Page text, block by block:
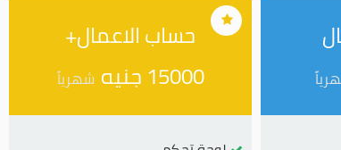
حساب الاعمال+
15000 جنيه
شهرياً